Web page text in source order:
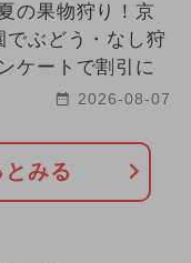
の果物狩り！京
でぶどう・なし狩
ケートで割引に
2026-08-07
みる